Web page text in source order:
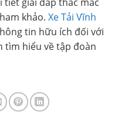
khảo. Xe Tải Vĩnh
tin hữu ích đối với
tìm hiểu về tập đoàn